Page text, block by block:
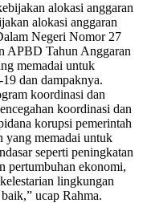
alokasi anggaran
alokasi anggaran
Negeri Nomor 27
APBD Tahun Anggaran
memadai untuk
dan dampaknya.
koordinasi dan
koordinasi dan
korupsi pemerintah
yang memadai untuk
seperti peningkatan
pertumbuhan ekonomi,
lingkungan
ucap Rahma.